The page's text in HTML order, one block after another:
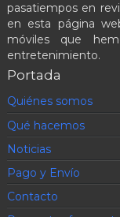
pasatiempos en
en esta página
móviles que
entretenimiento.
Portada
Quiénes somos
Qué hacemos
Noticias
Pago y Envío
Contacto